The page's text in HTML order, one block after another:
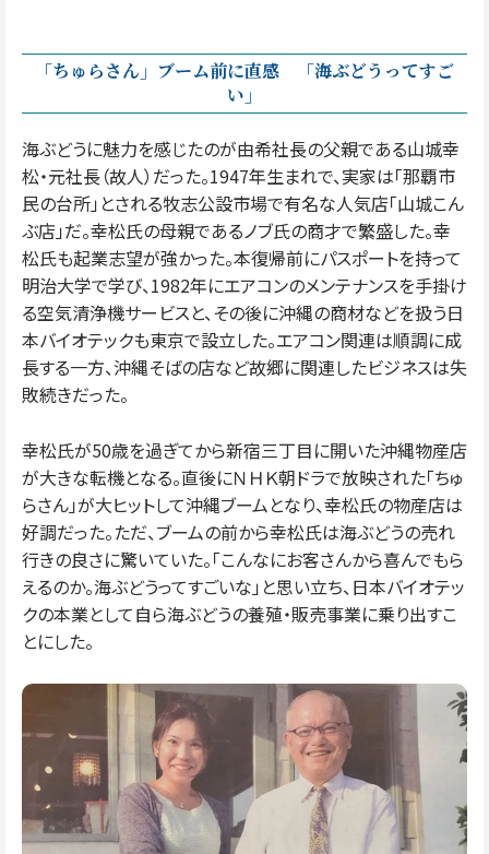
「ちゅらさん」ブーム前に直感 「海ぶどうってすご
い」
海ぶどうに魅力を感じたのが由希社長の父親である山城幸
松・元社長（故人）だった。1947年生まれで、実家は「那覇市
民の台所」とされる牧志公設市場で有名な人気店「山城こん
ぶ店」だ。幸松氏の母親であるノブ氏の商才で繁盛した。幸
松氏も起業志望が強かった。本復帰前にパスポートを持って
明治大学で学び、1982年にエアコンのメンテナンスを手掛け
る空気清浄機サービスと、その後に沖縄の商材などを扱う日
本バイオテックも東京で設立した。エアコン関連は順調に成
長する一方、沖縄そばの店など故郷に関連したビジネスは失
敗続きだった。
幸松氏が50歳を過ぎてから新宿三丁目に開いた沖縄物産店
が大きな転機となる。直後にＮＨＫ朝ドラで放映された「ちゅ
らさん」が大ヒットして沖縄ブームとなり、幸松氏の物産店は
好調だった。ただ、ブームの前から幸松氏は海ぶどうの売れ
行きの良さに驚いていた。「こんなにお客さんから喜んでもら
えるのか。海ぶどうってすごいな」と思い立ち、日本バイオテッ
クの本業として自ら海ぶどうの養殖・販売事業に乗り出すこ
とにした。